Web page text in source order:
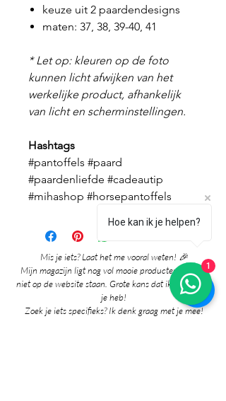
keuze uit 2 paardendesigns
maten: 37, 38, 39-40, 41
* Let op: kleuren op de foto
kunnen licht afwijken van het
werkelijke product, afhankelijk
van licht en scherminstellingen.
Hashtags
#pantoffels #paard
#paardenliefde #cadeautip
#mihashop #horsepantoffels
Mis je iets? Laat het me vooral weten! 🎉
Mijn magazijn ligt nog vol mooie producten die nog
niet op de website staan. Grote kans dat ik het al voor
je heb!
Zoek je iets specifieks? Ik denk graag met je mee!
Hoe kan ik je helpen?
1